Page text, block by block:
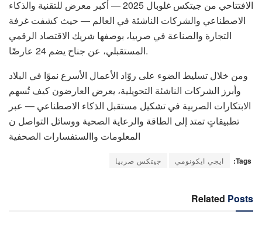
الافتتاحي من جيتكس غلوبال 2025 — أكبر معرض للتقنية والذكاء
الاصطناعي والشركات الناشئة في العالم — حيث كشفت غرفة
التجارة والصناعة في صربيا، بوصفها شريك الاقتصاد الرقمي
المستقبلي، عن جناح يضم 24 عارضًا.
ومن خلال تسليط الضوء على روّاد الأعمال الأسرع نموًا في البلاد
وأبرز الشركات الناشئة التحويلية، يعرض العارضون كيف تُسهم
الابتكارات الصربية في تشكيل مستقبل الذكاء الاصطناعي — عبر
تطبيقاتٍ تمتد إلى الطاقة والرعاية الصحية ووسائل التواصل ن
المعلومات واالستفسارات الصحفية
Tags: ايجي ايكونومي جيتكس صربيا
Related Posts